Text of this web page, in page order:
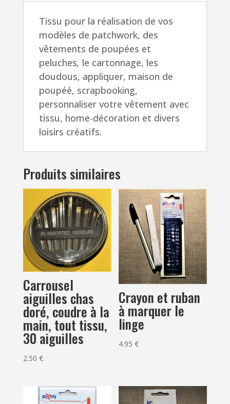
Tissu pour la réalisation de vos
modèles de patchwork, des
vêtements de poupées et
peluches, le cartonnage, les
doudous, appliquer, maison de
poupéé, scrapbooking,
personnaliser votre vêtement avec
tissu, home-décoration et divers
loisirs créatifs.
Produits similaires
Carrousel
aiguilles chas
doré, coudre à la
main, tout tissu,
30 aiguilles
2.50 €
Crayon et ruban
à marquer le
linge
4.95€